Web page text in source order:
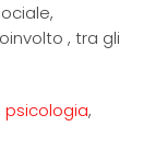
, tra gli
psicologia,